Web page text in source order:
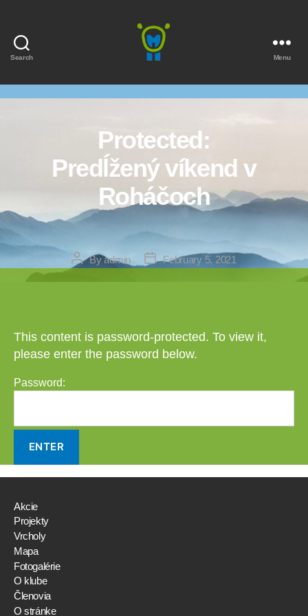
Search Menu
Protected:
Predĺžený víkend v
Roháčoch
PostByadmin
PostFebruary 5, 2021
This content is password-protected. To view it,
please enter the password below.
Password:
Akcie
Projekty
Vrcholy
Mapa
Fotogalérie
O klube
Členovia
O stránke